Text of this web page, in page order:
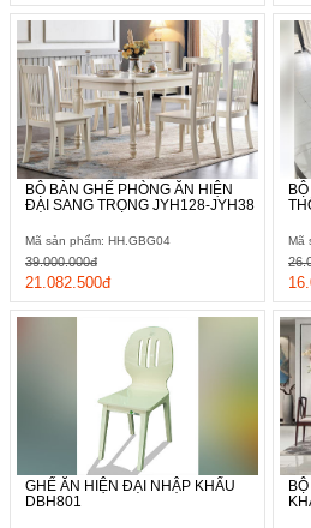
BỘ BÀN GHẾ PHÒNG ĂN HIỆN
ĐẠI SANG TRỌNG JYH128-JYH38
Mã sản phẩm: HH.GBG04
21.082.500đ
39.000.000đ
Mã
GHẾ ĂN HIỆN ĐẠI NHẬP KHẨU
DBH801